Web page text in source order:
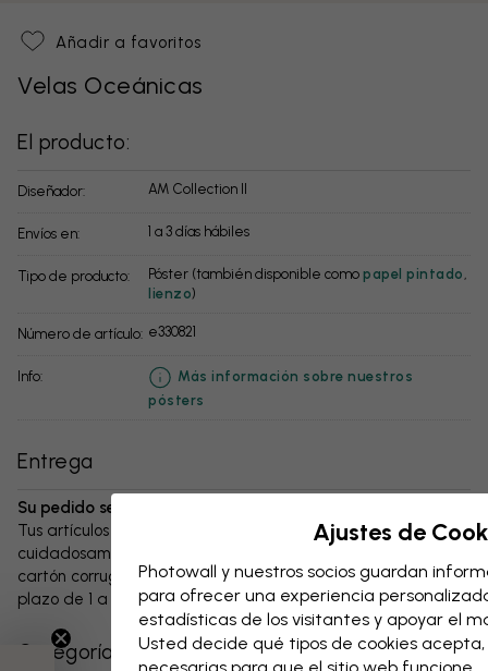
Añadir a favoritos
Velas Oceánicas
El producto:
Diseñador: AM Collection II
Envíos en: 1 a 3 días hábiles
Tipo de producto: Póster (también disponible como papel pintado
lienzo)
Número de artículo: e330821
info:
Más información sobre nuestros
pósters
Entrega
Su pedido se enviará en el plazo de 1 a 3 días:
Tus artículos y cualquier accesorio se embalan
cuidadosamente y se entregan protegidos en una caja de
cartón corrugado resistente. El paquete se enviará en un
plazo de 1 a 3 días, siempre con gastos de envío gratuitos.
Categorías relacionadas
Ajustes de
Photowall y nuestros socios guardan
para ofrecer una experiencia
estadísticas de los visitantes y apoyar el
Usted decide qué tipos de cookies